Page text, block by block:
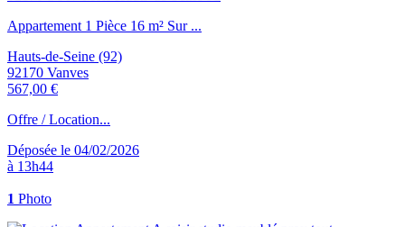
Appartement 1 Pièce 16 m² Sur ...
Hauts-de-Seine (92)
92170 Vanves
567,00 €
Offre / Location...
Déposée le 04/02/2026
à 13h44
1 Photo